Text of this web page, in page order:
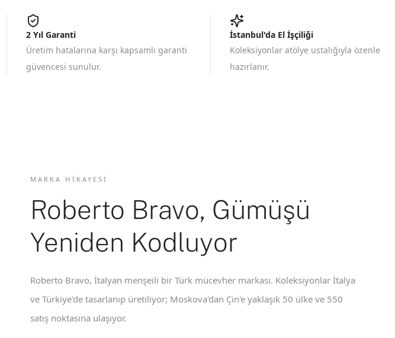
2 Yıl Garanti
Üretim hatalarına karşı kapsamlı garanti
güvencesi sunulur.
İstanbul'da El İşçiliği
Koleksiyonlar atölye ustalığıyla özenle
hazırlanır.
MARKA HIKAYESI
Roberto Bravo, Gümüşü
Yeniden Kodluyor
Roberto Bravo, İtalyan menşeili bir Türk mücevher markası. Koleksiyonlar İtalya
ve Türkiye'de tasarlanıp üretiliyor; Moskova'dan Çin'e yaklaşık 50 ülke ve 550
satış noktasına ulaşıyor.